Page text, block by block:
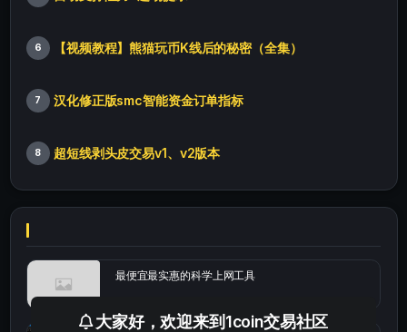
6 【视频教程】熊猫玩币K线后的秘密（全集）
7 汉化修正版smc智能资金订单指标
8 超短线剥头皮交易v1、v2版本
最便宜最实惠的科学上网工具
大家好，欢迎来到1coin交易社区